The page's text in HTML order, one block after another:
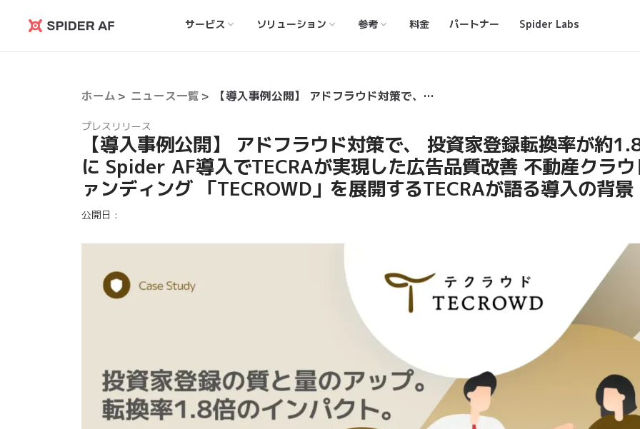
Spider
サービス ソリューション 参考 料金 パートナー Spider Labs
ホーム ニュース一覧 【導入事例公開】 アドフラウド対策で、 投資家登録転換率が約1.8倍に Spider AF導入でTECRAが実現した広告品質改善 不動産クラウドファンディング 「TECROWD」を展開するTECRAが語る導入の背景
プレスリリース
【導入事例公開】 アドフラウド対策で、 投資家登録転換率が約
に Spider AF導入でTECRAが実現した広告品質改善 不動産クラウ
ァンディング 「TECROWD」を展開するTECRAが語る導入の背景
公開日 :